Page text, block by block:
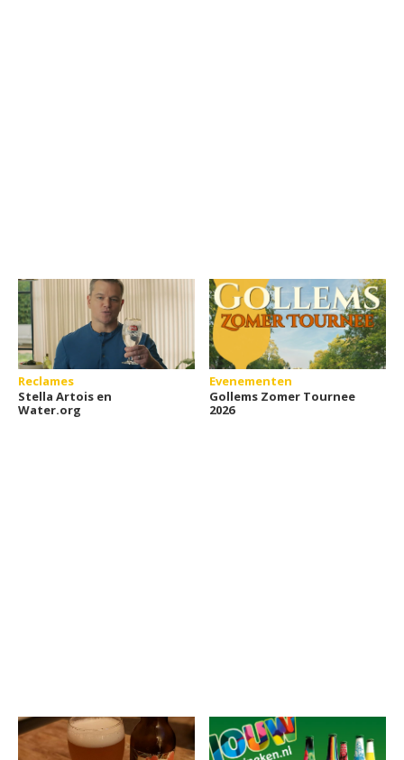
Reclames
Stella Artois en
Water.org
Evenementen
Gollems Zomer Tournee
2026